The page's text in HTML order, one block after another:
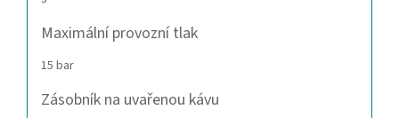
Maximální provozní tlak
15 bar
Zásobník na uvařenou kávu